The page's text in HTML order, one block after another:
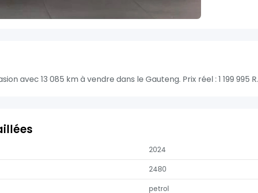
avec 13 085 km à vendre dans le Gauteng. Prix réel : 1 199 995 R.
2024
2480
petrol